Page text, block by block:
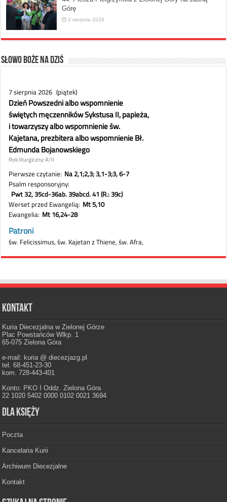
Górę
2 sierpnia 2026
Słowo Boże na dziś
Kontakt
Kuria Diecezjalna w Zielonej Górze
Plac Powstańców Wlkp. 1
65-075 Zielona Góra
e-mail: kuria @ diecezjazg.pl
tel. 68-451-23-30
kom. 728-443-401
Konto: PKO I Oddz. Zielona Góra
22 1020 5402 0000 0102 0021 3694
Dla księży
Poczta
Kancelaria Kurii
Archiwum Diecezjalne
Kontakt